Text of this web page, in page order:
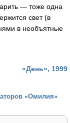
— тоже одна
свет (в
в необъятные
«День», 1999
«Омилия»